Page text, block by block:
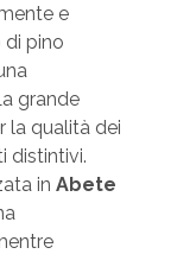
e
di pino
grande
la qualità dei
distintivi.
in Abete